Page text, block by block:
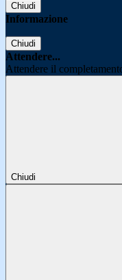
Chiudi
Informazione
Chiudi
Attendere...
Attendere il
Chiudi